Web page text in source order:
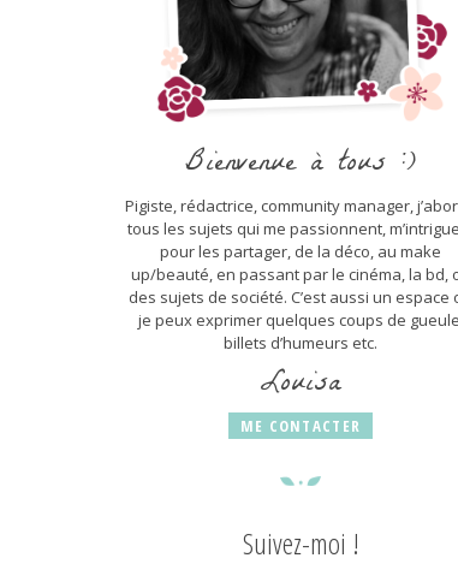
Bienvenue à tous :)
Pigiste, rédactrice, community manager,
tous les sujets qui me passionnent,
pour les partager, de la déco, au make
up/beauté, en passant par le cinéma, la bd,
des sujets de société. C’est aussi un espace
je peux exprimer quelques coups de
billets d’humeurs etc.
Louisa
ME CONTACTER
Suivez-moi !